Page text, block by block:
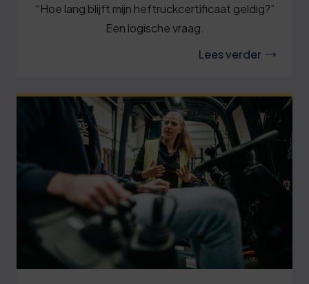
“Hoe lang blijft mijn heftruckcertificaat geldig?”
Een logische vraag.
Lees verder